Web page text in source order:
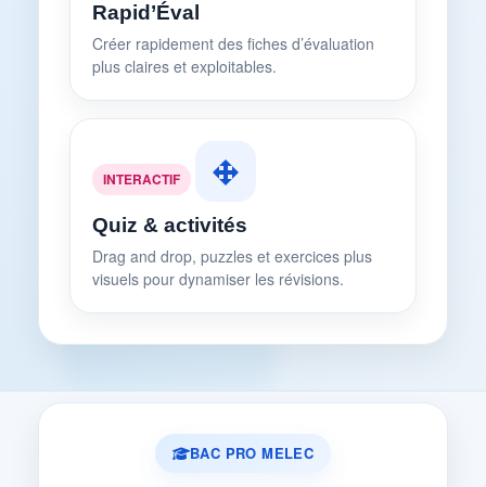
Rapid’Éval
Créer rapidement des fiches d’évaluation
plus claires et exploitables.
INTERACTIF
Quiz & activités
Drag and drop, puzzles et exercices plus
visuels pour dynamiser les révisions.
BAC PRO MELEC